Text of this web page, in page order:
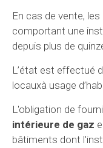
En cas de vente,
comportant une
depuis plus de
L’état est effectué
locauxà usage
L'obligation de
intérieure de gaz
bâtiments dont